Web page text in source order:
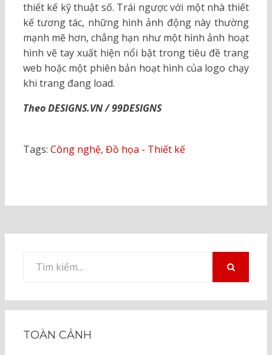
thiết kế kỹ thuật số. Trái ngược với một nhà thiết
kế tương tác, những hình ảnh động này thường
mạnh mẽ hơn, chẳng hạn như một hình ảnh hoạt
hình vẽ tay xuất hiện nổi bật trong tiêu đề trang
web hoặc một phiên bản hoạt hình của logo chạy
khi trang đang load.
Theo DESIGNS.VN / 99DESIGNS
Tags: Công nghệ, Đồ họa - Thiết kế
kiếm
TOÀN CẢNH